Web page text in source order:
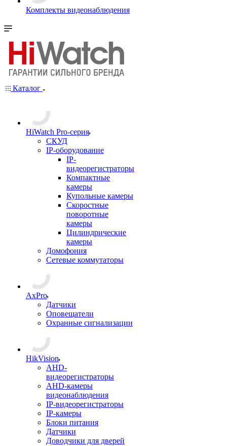
Комплекты видеонаблюдения
Каталог
HiWatch Pro-серия
CКУД
IP-оборудование
IP-
видеорегистраторы
Компактные
камеры
Купольные камеры
Скоростные
поворотные
камеры
Цилиндрические
камеры
Домофония
Сетевые коммутаторы
AxPro
Датчики
Оповещатели
Охранные сигнализации
HikVision
AHD-
видеорегистраторы
AHD-камеры
видеонаблюдения
IP-видеорегистраторы
IP-камеры
Блоки питания
Датчики
Доводчики для дверей